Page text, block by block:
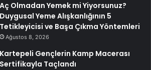
Aç Olmadan Yemek mi Yiyorsunuz?
Duygusal Yeme Alışkanlığının 5
Tetikleyicisi ve Başa Çıkma Yöntemleri
Ağustos 8, 2026
Kartepeli Gençlerin Kamp Macerası
Sertifikayla Taçlandı